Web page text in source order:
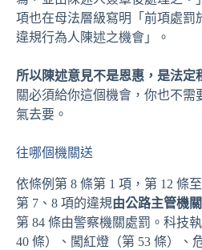
項也在母法層級寫明「前項處罰
違規行為人陳述之機會」。
所以陳述意見不是恩惠，是法定
關必須給你這個機會，你也不需
氣去要。
往哪個機關送
依條例第 8 條第 1 項，第 12 條
第 7、8 項的違規由公路主管機
第 84 條由警察機關處罰。科技
40 條）、闖紅燈（第 53 條）、